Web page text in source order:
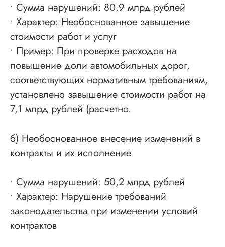
• Сумма нарушений: 80,9 млрд рублей
• Характер: Необоснованное завышение
стоимости работ и услуг
• Пример: При проверке расходов на
повышение доли автомобильных дорог,
соответствующих нормативным требованиям,
установлено завышение стоимости работ на
7,1 млрд рублей (расчетно.
б) Необоснованное внесение изменений в
контракты и их исполнение
• Сумма нарушений: 50,2 млрд рублей
• Характер: Нарушение требований
законодательства при изменении условий
контрактов